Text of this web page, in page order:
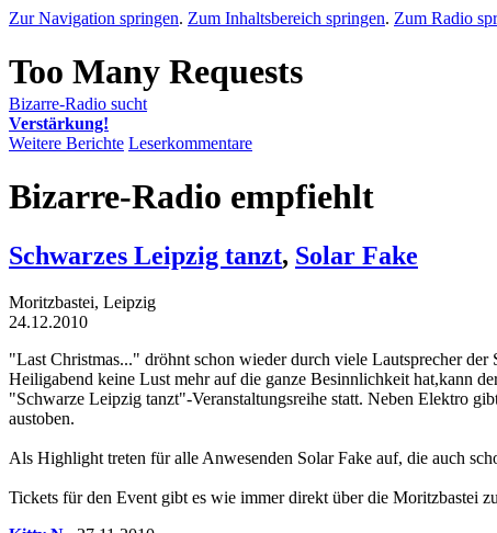
Zur Navigation springen. Zum Inhaltsbereich springen. Zum Radio
Bizarre-Radio sucht
Verstärkung!
Weitere Berichte Leserkommentare
Bizarre-Radio empfiehlt
Schwarzes Leipzig tanzt, Solar Fake
Moritzbastei, Leipzig
24.12.2010
"Last Christmas..." dröhnt schon wieder durch viele Lautsprecher der
Heiligabend keine Lust mehr auf die ganze Besinnlichkeit hat,kann
"Schwarze Leipzig tanzt"-Veranstaltungsreihe statt. Neben Elektro
austoben.
Als Highlight treten für alle Anwesenden Solar Fake auf, die auch
Tickets für den Event gibt es wie immer direkt über die Moritzbastei